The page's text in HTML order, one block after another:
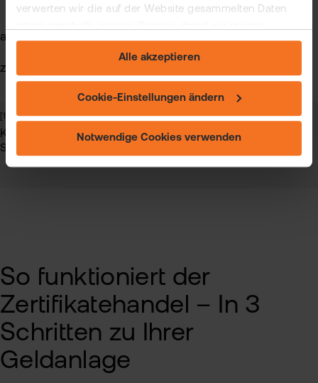
verwerten wir die auf der Website gesammelten Daten
eigenen Angebote verbessern und Ihnen
maßgeschneiderte Werbung zeigen können. Sie können
Ihre freiwillige Einwilligung jederzeit widerrufen. Weitere
Informationen (auch zur Datenübermittlung) und
Einstellungsmöglichkeiten finden Sie unter "Cookie-
Alle akzeptieren
Cookie-Einstellungen ändern
Notwendige Cookies verwenden
ab 5,90 EUR
zzgl. marktüblicher Spreads und Produktkosten
[1]
In bestimmten Konstellationen können auch weitere
Kosten - insbesondere implizite Kosten in Form von
Spreads - anfallen.
So funktioniert der
Zertifikatehandel – In 3
Schritten zu Ihrer
Geldanlage